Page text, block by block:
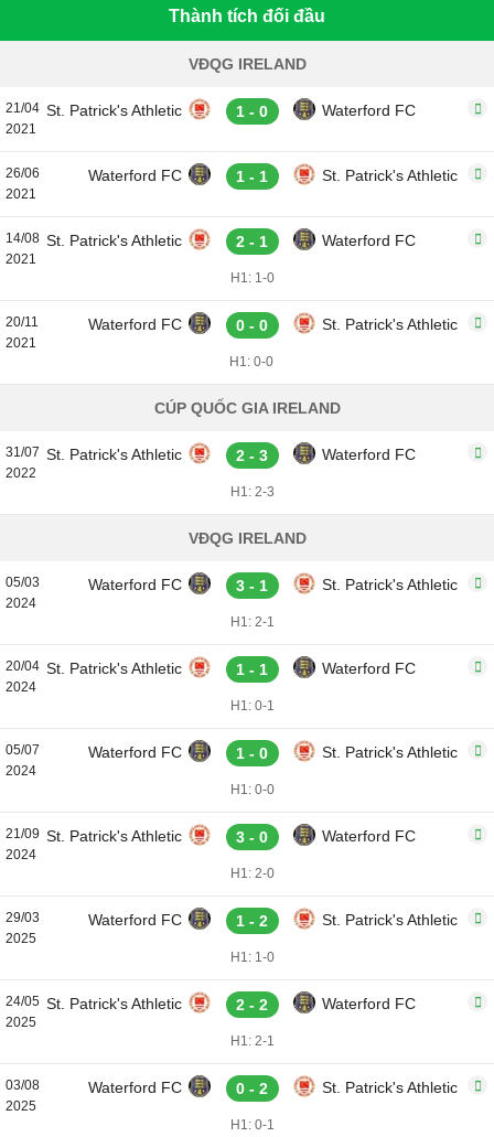
Thành tích đối đầu
VĐQG IRELAND
21/04
2021
St. Patrick's Athletic 1 - 0 Waterford FC
26/06
2021
Waterford FC 1 - 1 St. Patrick's Athletic
14/08
2021
St. Patrick's Athletic 2 - 1 Waterford FC
H1: 1-0
20/11
2021
Waterford FC 0 - 0 St. Patrick's Athletic
H1: 0-0
CÚP QUỐC GIA IRELAND
31/07
2022
St. Patrick's Athletic 2 - 3 Waterford FC
H1: 2-3
VĐQG IRELAND
05/03
2024
Waterford FC 3 - 1 St. Patrick's Athletic
H1: 2-1
20/04
2024
St. Patrick's Athletic 1 - 1 Waterford FC
H1: 0-1
05/07
2024
Waterford FC 1 - 0 St. Patrick's Athletic
H1: 0-0
21/09
2024
St. Patrick's Athletic 3 - 0 Waterford FC
H1: 2-0
29/03
2025
Waterford FC 1 - 2 St. Patrick's Athletic
H1: 1-0
24/05
2025
St. Patrick's Athletic 2 - 2 Waterford FC
H1: 2-1
03/08
2025
Waterford FC 0 - 2 St. Patrick's Athletic
H1: 0-1